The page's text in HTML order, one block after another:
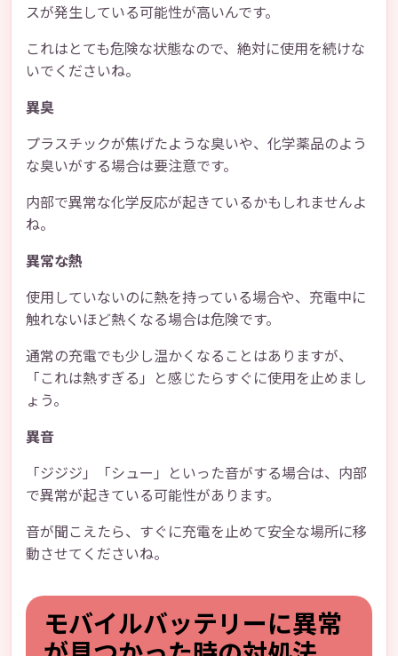
スが発生している可能性が高いんです。
これはとても危険な状態なので、絶対に使用を続けな
いでくださいね。
異臭
プラスチックが焦げたような臭いや、化学薬品のよう
な臭いがする場合は要注意です。
内部で異常な化学反応が起きているかもしれませんよ
ね。
異常な熱
使用していないのに熱を持っている場合や、充電中に
触れないほど熱くなる場合は危険です。
通常の充電でも少し温かくなることはありますが、
「これは熱すぎる」と感じたらすぐに使用を止めまし
ょう。
異音
「ジジジ」「シュー」といった音がする場合は、内部
で異常が起きている可能性があります。
音が聞こえたら、すぐに充電を止めて安全な場所に移
動させてくださいね。
モバイルバッテリーに異常